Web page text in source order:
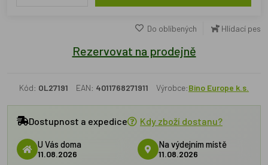
Do oblíbených Hlídací pes
Rezervovat na prodejně
Kód: OL27191 EAN: 4011768271911 Výrobce:Bino Europe k.s.
Dostupnost a expedice Kdy zboží dostanu?
U Vás doma
11.08.2026
Na výdejním místě
11.08.2026